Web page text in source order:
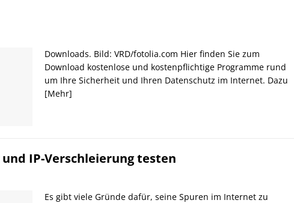
Downloads. Bild: VRD/fotolia.com Hier finden Sie zum
Download kostenlose und kostenpflichtige Programme rund
um Ihre Sicherheit und Ihren Datenschutz im Internet. Dazu
[Mehr]
IP-Verschleierung testen
Es gibt viele Gründe dafür, seine Spuren im Internet zu